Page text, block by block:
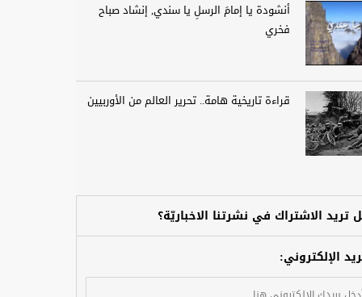
أنشودة يا إمامَ الرسلِ يا سندي, إنشاد صباح
فخري
قراءة تاريخية هامة.. تحرير العالم من الأوربيين
تريد الاشتراك في نشرتنا الاخباريّة؟
الإلكتروني: